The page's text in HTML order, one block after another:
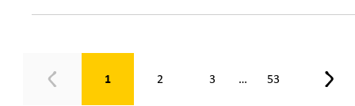
Zurück 1 2 3 … 53